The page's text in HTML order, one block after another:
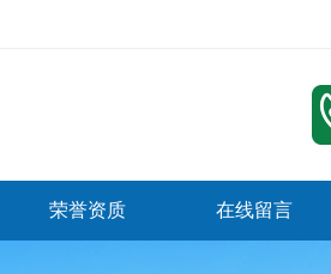
荣誉资质 在线留言